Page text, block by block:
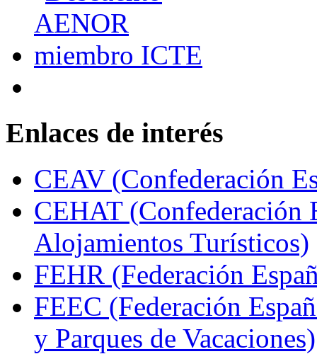
Enlaces de interés
CEAV (Confederación
CEHAT (Confederación
Alojamientos Turísticos)
FEHR (Federación
FEEC (Federación
y Parques de Vacaciones)